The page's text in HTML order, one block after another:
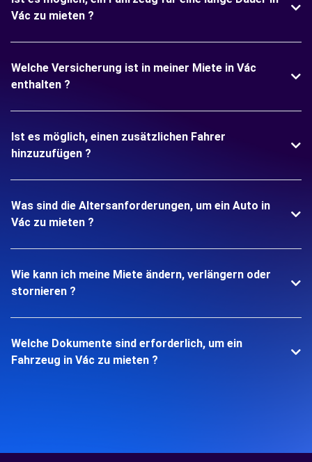
Vác zu mieten ?
Welche Versicherung ist in meiner Miete in Vác
enthalten ?
Ist es möglich, einen zusätzlichen Fahrer
hinzuzufügen ?
Was sind die Altersanforderungen, um ein Auto in
Vác zu mieten ?
Wie kann ich meine Miete ändern, verlängern oder
stornieren ?
Welche Dokumente sind erforderlich, um ein
Fahrzeug in Vác zu mieten ?